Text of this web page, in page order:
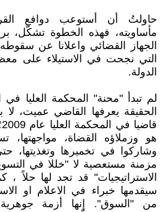
حاولتُ أن أستوعب دوافع
مأساويته، فهذه الخطوة تشكّل،
الجهاز القضائي واعلانا عن سقوطه
التي نجحت في الاستيلاء على
الدولة.
لم تبدأ "محنة" المحكمة العليا في
الحقيقة يعرفها القاضي عميت، لا
هو وزملاؤه القضاة، مواجهتها،
وشاركوا في تخميرها وتغذيتها،
مزمنة مستعصية لا "خللا في
الاستراتيجيات" قد تجد لها حلاً
سيقدمها خبراء في الاعلام او
من "السوق". إنها أزمة